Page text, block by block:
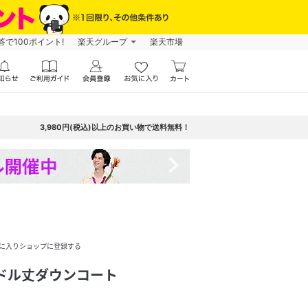
で100ポイント! 楽天グループ 楽天市場
3,980円(税込)以上のお買い物で送料無料！
入りショップに登録する
ル丈ダウンコート